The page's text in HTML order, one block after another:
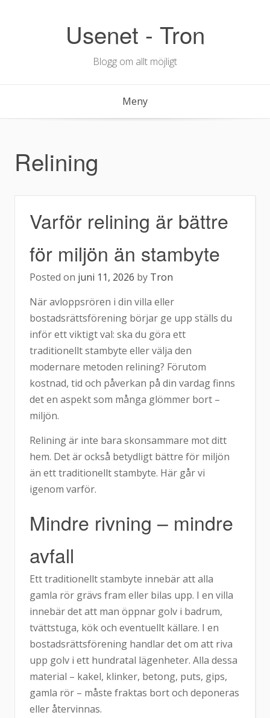
Usenet - Tron
Blogg om allt möjligt
Meny
Relining
Varför relining är bättre
för miljön än stambyte
Posted on juni 11, 2026 by Tron
När avloppsrören i din villa eller
bostadsrättsförening börjar ge upp ställs du
inför ett viktigt val: ska du göra ett
traditionellt stambyte eller välja den
modernare metoden relining? Förutom
kostnad, tid och påverkan på din vardag finns
det en aspekt som många glömmer bort –
miljön.
Relining är inte bara skonsammare mot ditt
hem. Det är också betydligt bättre för miljön
än ett traditionellt stambyte. Här går vi
igenom varför.
Mindre rivning – mindre
avfall
Ett traditionellt stambyte innebär att alla
gamla rör grävs fram eller bilas upp. I en villa
innebär det att man öppnar golv i badrum,
tvättstuga, kök och eventuellt källare. I en
bostadsrättsförening handlar det om att riva
upp golv i ett hundratal lägenheter. Alla dessa
material – kakel, klinker, betong, puts, gips,
gamla rör – måste fraktas bort och deponeras
eller återvinnas.